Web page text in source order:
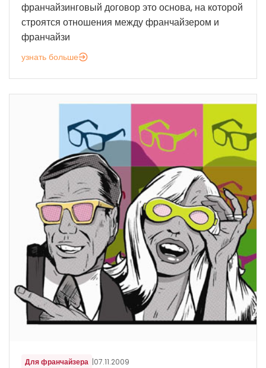
франчайзинговый договор это основа, на которой
строятся отношения между франчайзером и
франчайзи
узнать больше
Для франчайзера |07.11.2009